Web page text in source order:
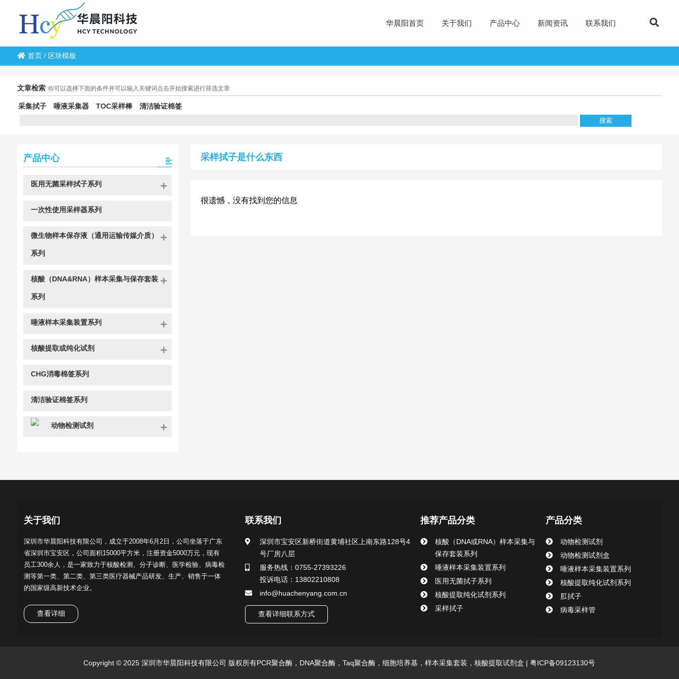
华晨阳首页 关于我们 产品中心 新闻资讯 联系我们
首页/ 区块模板
文章检索 你可以选择下面的条件并可以输入关键词点击开始搜索进行筛选文章
采集拭子 唾液采集器 TOC采样棒 清洁验证棉签
采样拭子是什么东西
很遗憾，没有找到您的信息
产品中心
医用无菌采样拭子系列
一次性使用采样器系列
微生物样本保存液（通用运输传媒介质）
系列
核酸（DNA&RNA）样本采集与保存套装
系列
唾液样本采集装置系列
核酸提取或纯化试剂
CHG消毒棉签系列
清洁验证棉签系列
动物检测试剂
关于我们
深圳市华晨阳科技有限公司，成立于2008年6月2日，公司坐落于广东
省深圳市宝安区，公司面积15000平方米，注册资金5000万元，现有
员工300余人，是一家致力于核酸检测、分子诊断、医学检验、病毒检
测等第一类、第二类、第三类医疗器械产品研发、生产、销售于一体
的国家级高新技术企业。
查看详细
联系我们
深圳市宝安区新桥街道黄埔社区上南东路128号4
号厂房八层
服务热线：0755-27393226
投诉电话：13802210808
info@huachenyang.com.cn
查看详细联系方式
推荐产品分类
核酸（DNA或RNA）样本采集与
保存套装系列
唾液样本采集装置系列
医用无菌拭子系列
核酸提取纯化试剂系列
采样拭子
产品分类
动物检测试剂
动物检测试剂盒
唾液样本采集装置系列
核酸提取纯化试剂系列
肛拭子
病毒采样管
Copyright © 2025 深圳市华晨阳科技有限公司 版权所有PCR聚合酶，DNA聚合酶，Taq聚合酶，细胞培养基，样本采集套装，核酸提取试剂盒 | 粤ICP备09123130号